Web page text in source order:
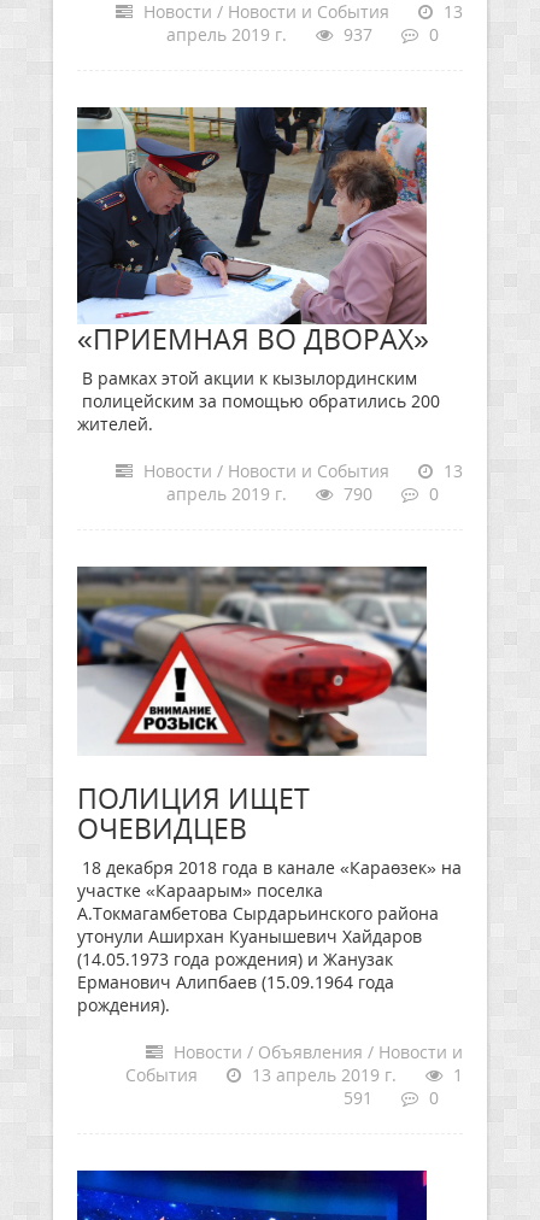
Новости / Новости и События
13
апрель 2019 г.
937 0
«ПРИЕМНАЯ ВО ДВОРАХ»
В рамках этой акции к кызылординским
полицейским за помощью обратились 200
жителей.
Новости / Новости и События
13
апрель 2019 г.
790 0
ПОЛИЦИЯ ИЩЕТ
ОЧЕВИДЦЕВ
18 декабря 2018 года в канале «Караөзек» на
участке «Караарым» поселка
А.Токмагамбетова Сырдарьинского района
утонули Аширхан Куанышевич Хайдаров
(14.05.1973 года рождения) и Жанузак
Ерманович Алипбаев (15.09.1964 года
рождения).
Новости / Объявления / Новости и
События
13 апрель 2019 г.
1
591
0